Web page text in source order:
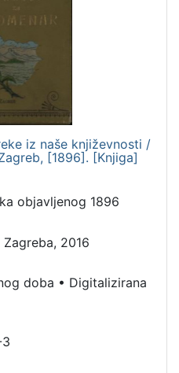
iz naše književnosti /
[1896]. [Knjiga]
objavljenog 1896
2016
doba • Digitalizirana